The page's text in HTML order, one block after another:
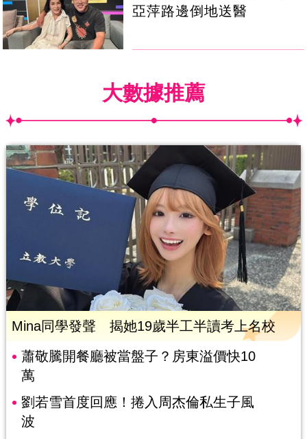
亞萍路邊倒地送醫
大數據推薦
Mina同學發聲 揭她19歲半工半讀考上名校
蕭敬騰開餐廳被當盤子？房東溢價快10
萬
劉若雪首度回應！捲入周杰倫私生子風
波